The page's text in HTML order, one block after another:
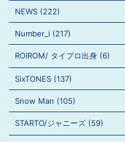
NEWS (222)
Number_i (217)
ROIROM/ タイプロ出身 (6)
SixTONES (137)
Snow Man (105)
STARTO/ジャニーズ (59)